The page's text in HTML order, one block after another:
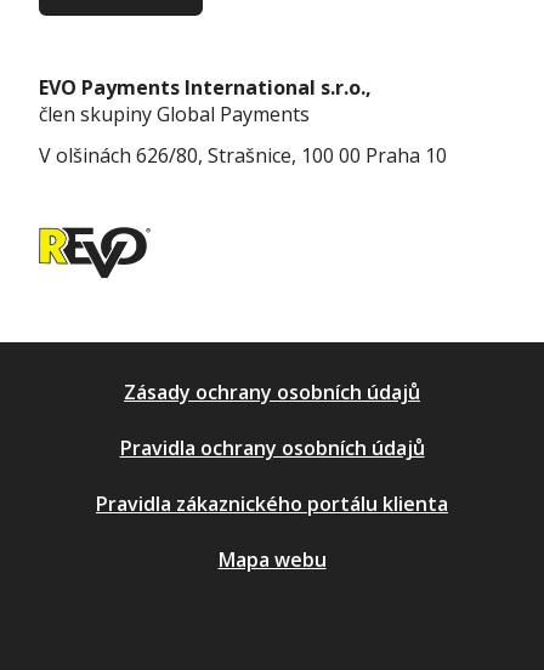
EVO Payments International s.r.o.,
člen skupiny Global Payments
V olšinách 626/80, Strašnice, 100 00 Praha 10
Zásady ochrany osobních údajů
Pravidla ochrany osobních údajů
Pravidla zákaznického portálu klienta
Mapa webu